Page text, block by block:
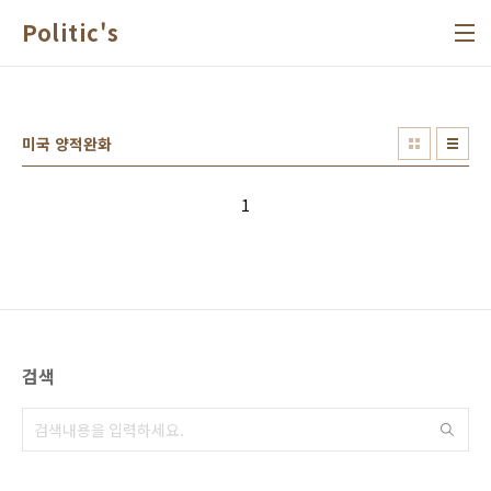
Politic's
미국 양적완화
1
검색